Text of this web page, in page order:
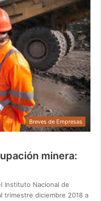
Breves de Empresas
minera:
Instituto Nacional de
trimestre diciembre 2018 a